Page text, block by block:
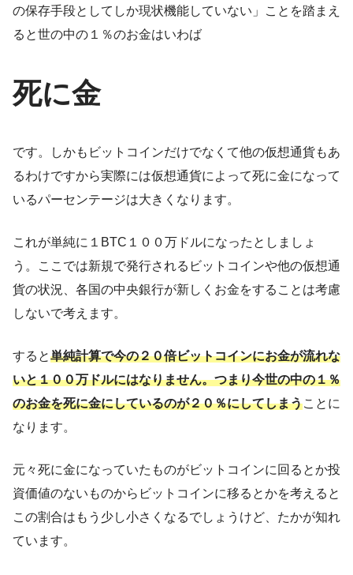
の保存手段としてしか現状機能していない」ことを踏まえ
ると世の中の１％のお金はいわば
死に金
です。しかもビットコインだけでなくて他の仮想通貨もあ
るわけですから実際には仮想通貨によって死に金になって
いるパーセンテージは大きくなります。
これが単純に１BTC１００万ドルになったとしましょ
う。ここでは新規で発行されるビットコインや他の仮想通
貨の状況、各国の中央銀行が新しくお金をすることは考慮
しないで考えます。
すると単純計算で今の２０倍ビットコインにお金が流れな
いと１００万ドルにはなりません。つまり今世の中の１％
のお金を死に金にしているのが２０％にしてしまうことに
なります。
元々死に金になっていたものがビットコインに回るとか投
資価値のないものからビットコインに移るとかを考えると
この割合はもう少し小さくなるでしょうけど、たかが知れ
ています。